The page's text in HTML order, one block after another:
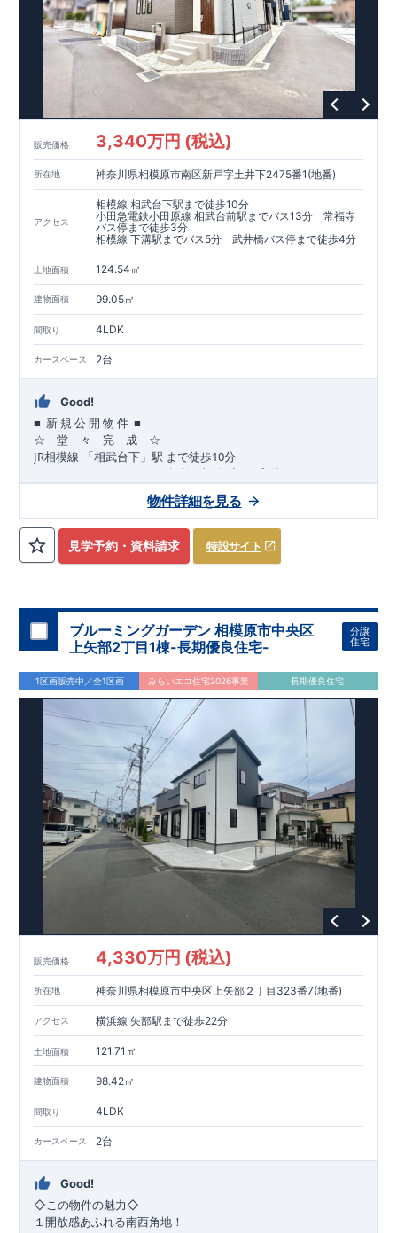
◆長期優良住宅【済】◆
​当物件は国から定められた7つの技術基準をクリアした認定住
宅！
​住宅ローンの金利優遇、税金面の優遇が得られるなどの、金銭
的メリットが大きいのも魅力です。
​東栄住宅はパワービルダーで所得数No.1です！
​◆耐震＋制震。東栄セーフティーダンパー
​大きな揺れから家を守るだけではなく揺れそのものを軽減
​建築基準法に定められた、「数百年に一度発生する地震に対し
​という基準から、さらに1.5倍の耐震力を達成しています。
注文住宅のような個性あふれる間取り、
​住宅品質を担保しながらも
「ここまでやってこの価格」
販売価格 3,340万円 (税込)
所在地 神奈川県相模原市南区新戸字土井下2475番1(地番)
アクセス
相模線 相武台下駅まで徒歩10分
小田急電鉄小田原線 相武台前駅までバス13分 常福寺
バス停まで徒歩3分
相模線 下溝駅までバス5分 武井橋バス停まで徒歩4分
土地面積 124.54㎡
建物面積 99.05㎡
間取り 4LDK
カースペース 2台
Good!
■ 新 規 公 開 物 件 ■
☆ 堂 々 完 成 ☆
JR相模線 「相武台下」駅 まで徒歩10分
スーツケースやベビーカーの収納にも便利 ♪
ローゼット】
私服通勤でお洋服をたくさんお持ちの方や、
流行ファッション
がお好きな方にもおすすめ
【全居室クローゼット完備】
できる♪​​【床下収納】​
【大容量シューズクローゼット】
などの、あったらうれしい収納完備☆
[2], 対面キッチンには、食洗器搭載★
配膳・後片付け 対面キッチン
生活感を感じさせないビルトイン食洗器を搭載
[4],上部吹抜け
明るく開放的な空間を演出
暮らしに寄り添う住環境
～徒歩圏内～
／コンビニ/ドラッグストア／ 公園
【教育施設】
せんだん保育園 約593m（徒歩8分）​新磯保育園 約
784m（徒歩10分）​新磯小学校 約 715m （徒歩9分） ​相陽中学
校 約2000m（徒歩25分）​
【買い物施設】
ローソン相模原磯部店 約
556m （徒歩7分）
4分）
たからやフレサ磯部店 約
分） 下磯部東子どもの広場 約
757m（徒歩10分）​新戸診療所 約772m
磯部郵便局 約900m（徒歩12分）​磯部クリニック 約
948m （徒歩12分）
■東栄住宅の家作り■​■ブルーミングガーデンのこだわり■
各タイトルをクリック↑ ​ 長期優良住宅取得
の技術基準をクリア☆】​１ 耐久性 ２劣化対策
住宅面積
５省エネルギー性
■住宅性能評価ダブル取得​スマートフォンで見やすい特設サイ
トはこちら
★​物件のご案内は、
スムーズにご案内が可能♪​お気軽にお問い合わせください♪​お
問い合わせお待ちしております
場合は、現地確認の他に近くにある同仕様の完成物件をご案内
致します。
見学予約・資料請求 特設サイト
物件詳細を見る
ブルーミングガーデン 相模原市中央区
上矢部2丁目1棟-長期優良住宅-
分譲
住宅
1区画販売中／全1区画 みらいエコ住宅2026事業 長期優良住宅
販売価格 4,330万円 (税込)
所在地 神奈川県相模原市中央区上矢部２丁目323番7(地番)
アクセス 横浜線 矢部駅まで徒歩22分
土地面積 121.71㎡
建物面積 98.42㎡
間取り 4LDK
カースペース 2台
Good!
​◇この物件の魅力◇
１開放感あふれる南西角地！